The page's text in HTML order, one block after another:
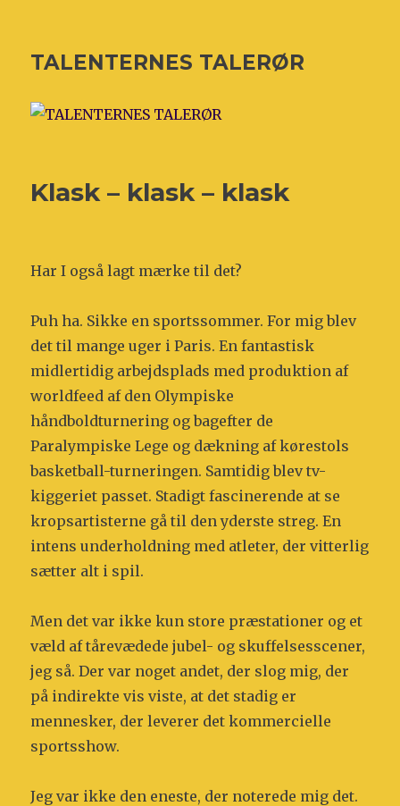
TALENTERNES TALERØR
Klask – klask – klask
Har I også lagt mærke til det?
Puh ha. Sikke en sportssommer. For mig blev
det til mange uger i Paris. En fantastisk
midlertidig arbejdsplads med produktion af
worldfeed af den Olympiske
håndboldturnering og bagefter de
Paralympiske Lege og dækning af kørestols
basketball-turneringen. Samtidig blev tv-
kiggeriet passet. Stadigt fascinerende at se
kropsartisterne gå til den yderste streg. En
intens underholdning med atleter, der vitterlig
sætter alt i spil.
Men det var ikke kun store præstationer og et
væld af tårevædede jubel- og skuffelsesscener,
jeg så. Der var noget andet, der slog mig, der
på indirekte vis viste, at det stadig er
mennesker, der leverer det kommercielle
sportsshow.
Jeg var ikke den eneste, der noterede mig det.